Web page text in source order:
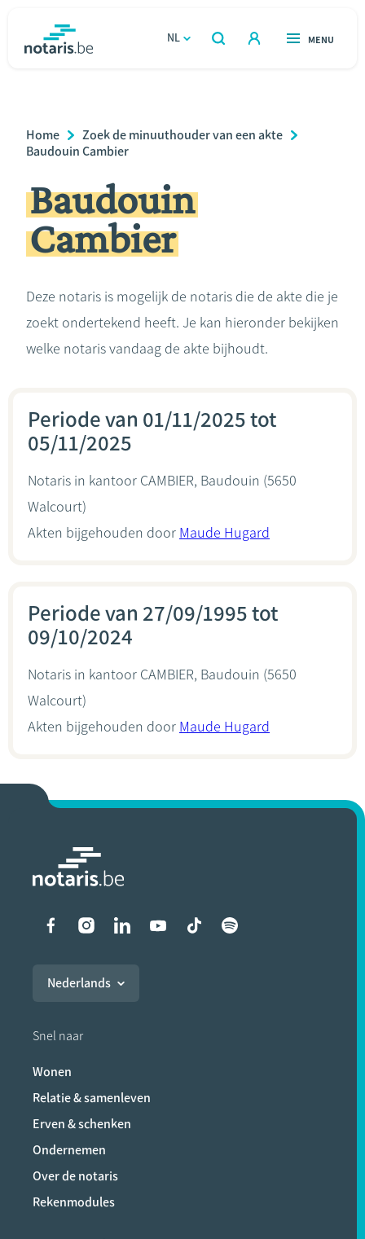
gaan
NL
OPEN
ZOEKEN
OPEN
MENU
Relatie & samenleven
Erven & schenken
Ondernemen
Rekenmodules
Breadcrumb
Home
Zoek de minuuthouder van een akte
Baudouin Cambier
Baudouin
Cambier
Deze notaris is mogelijk de notaris die de akte die je
zoekt ondertekend heeft. Je kan hieronder bekijken
welke notaris vandaag de akte bijhoudt.
Periode van 01/11/2025 tot
05/11/2025
Notaris in kantoor CAMBIER, Baudouin (5650
Walcourt)
Akten bijgehouden door Maude Hugard
Periode van 27/09/1995 tot
09/10/2024
Notaris in kantoor CAMBIER, Baudouin (5650
Walcourt)
Akten bijgehouden door Maude Hugard
Liens vers les réseaux
Nederlands
Snel naar
Wonen
Relatie & samenleven
Erven & schenken
Ondernemen
Over de notaris
Rekenmodules